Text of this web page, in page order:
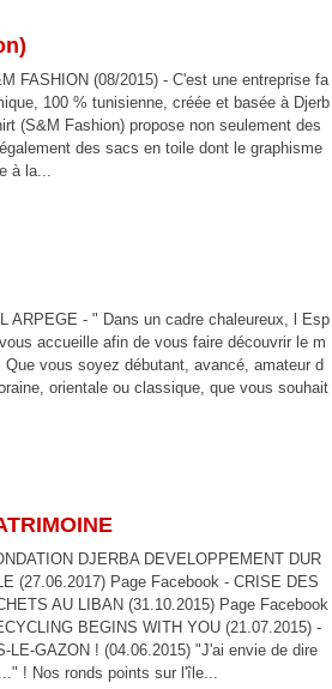
FASHION (08/2015) - C'est une entreprise fa
100 % tunisienne, créée et basée à Djerb
(S&M Fashion) propose non seulement des
des sacs en toile dont le graphisme
à la...
ARPEGE - " Dans un cadre chaleureux, l Esp
accueille afin de vous faire découvrir le m
Que vous soyez débutant, avancé, amateur d
orientale ou classique, que vous souhait
DJERBA DEVELOPPEMENT DUR
(27.06.2017) Page Facebook - CRISE DES
AU LIBAN (31.10.2015) Page Facebook
BEGINS WITH YOU (21.07.2015) -
LE-GAZON ! (04.06.2015) "J'ai envie de dire
! Nos ronds points sur l'île...